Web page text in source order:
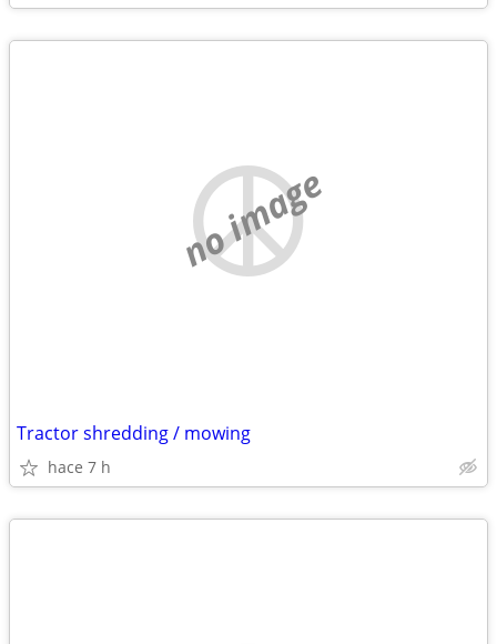
no image
Tractor shredding / mowing
hace 7 h